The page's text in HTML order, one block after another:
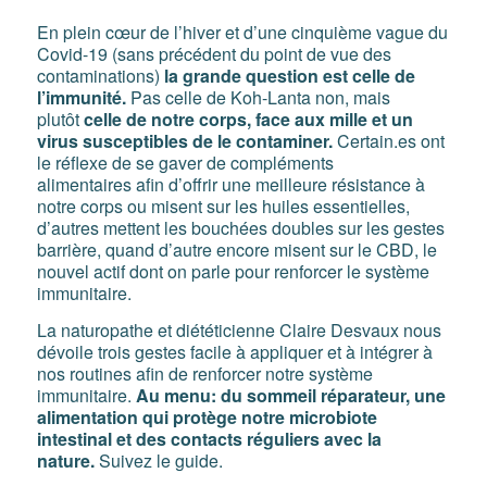
En plein cœur de l’hiver et d’une cinquième vague du
Covid-19 (sans précédent du point de vue des
contaminations) la grande question est celle de
l’immunité. Pas celle de Koh-Lanta non, mais
plutôtcelle de notre corps, face aux mille et un
virus susceptibles de le contaminer.Certain.es ont
le réflexe de se gaver de compléments
alimentaires afin d’offrir une meilleure résistance à
notre corps ou misent sur les huiles essentielles,
d’autres mettent les bouchées doubles sur les gestes
barrière, quand d’autre encore misent sur le CBD, le
nouvel actif dont on parle pour renforcer le système
immunitaire.
La naturopathe et diététicienne Claire Desvaux nous
dévoile trois gestes facile à appliquer et à intégrer à
nos routines afin de renforcer notre système
immunitaire. Au menu: du sommeil réparateur, une
alimentation qui protège notre microbiote
intestinal et des contacts réguliers avec la
nature.Suivez le guide.